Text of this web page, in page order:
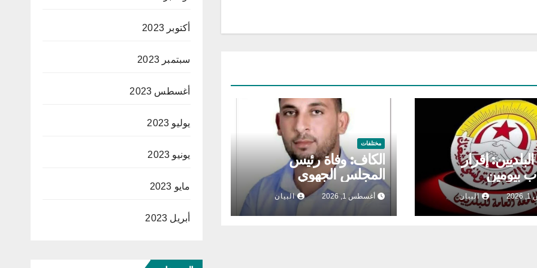
إقرار
بيومين
البيان
مختلفات
الكاف: وفاة رئيس
المجلس الجهوي
أغسطس 1, 2026 البيان
أكتوبر 2023
سبتمبر 2023
أغسطس 2023
يوليو 2023
يونيو 2023
مايو 2023
أبريل 2023